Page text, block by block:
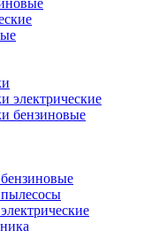
электрические
бензиновые